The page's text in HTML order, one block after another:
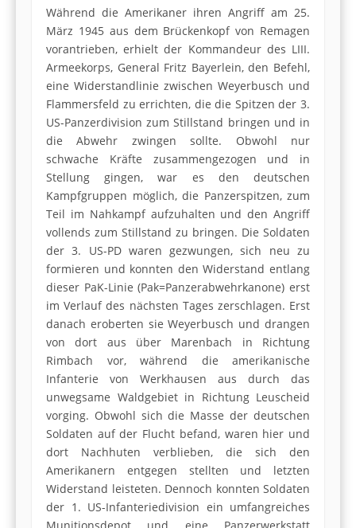
Während die Amerikaner ihren Angriff am 25.
März 1945 aus dem Brückenkopf von Remagen
vorantrieben, erhielt der Kommandeur des LIII.
Armeekorps, General Fritz Bayerlein, den Befehl,
eine Widerstandlinie zwischen Weyerbusch und
Flammersfeld zu errichten, die die Spitzen der 3.
US-Panzerdivision zum Stillstand bringen und in
die Abwehr zwingen sollte. Obwohl nur
schwache Kräfte zusammengezogen und in
Stellung gingen, war es den deutschen
Kampfgruppen möglich, die Panzerspitzen, zum
Teil im Nahkampf aufzuhalten und den Angriff
vollends zum Stillstand zu bringen. Die Soldaten
der 3. US-PD waren gezwungen, sich neu zu
formieren und konnten den Widerstand entlang
dieser PaK-Linie (Pak=Panzerabwehrkanone) erst
im Verlauf des nächsten Tages zerschlagen. Erst
danach eroberten sie Weyerbusch und drangen
von dort aus über Marenbach in Richtung
Rimbach vor, während die amerikanische
Infanterie von Werkhausen aus durch das
unwegsame Waldgebiet in Richtung Leuscheid
vorging. Obwohl sich die Masse der deutschen
Soldaten auf der Flucht befand, waren hier und
dort Nachhuten verblieben, die sich den
Amerikanern entgegen stellten und letzten
Widerstand leisteten. Dennoch konnten Soldaten
der 1. US-Infanteriedivision ein umfangreiches